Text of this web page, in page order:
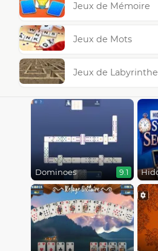
Jeux de Mémoire
Jeux de Mots
Jeux de Labyrinthe
Dominoes 9.1